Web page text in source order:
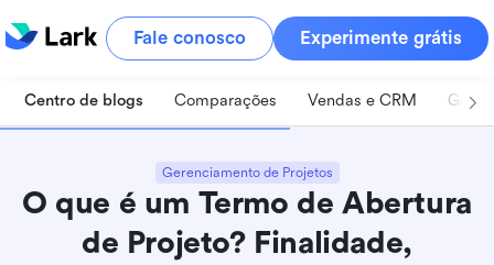
Fale conosco Experimente grátis
Centro de blogs Comparações Vendas e CRM
Gerenciamento de Projetos
O que é um Termo de Abertura
de Projeto? Finalidade,